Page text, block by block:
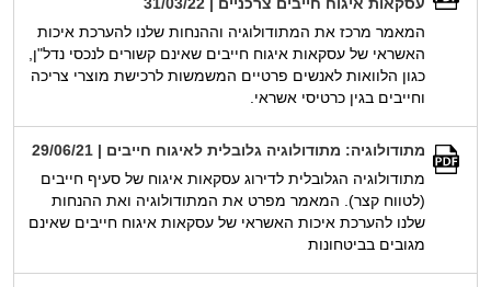
המאמר מרכז את המתודולוגיה וההנחות שלנו להערכת איכות
האשראי של עסקאות איגוח חייבים שאינם קשורים לנכסי נדל"ן,
כגון הלוואות לאנשים פרטיים המשמשות לרכישת מוצרי צריכה
וחייבים בגין כרטיסי אשראי.
מתודולוגיה: מתודולוגיה גלובלית לאיגוח חייבים | 29/06/21
מתודולוגיה הגלובלית לדירוג עסקאות איגוח של סעיף חייבים
(לטווח קצר). המאמר מפרט את המתודולוגיה ואת ההנחות
שלנו להערכת איכות האשראי של עסקאות איגוח חייבים שאינם
מגובים בביטחונות